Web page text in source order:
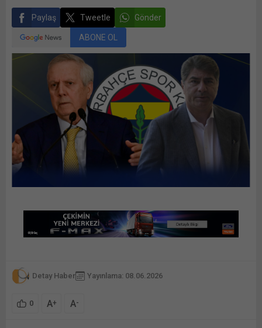
Paylaş Tweetle Gönder
ABONE OL
Detay Haber Yayınlama: 08.06.2026
0 A+ A-